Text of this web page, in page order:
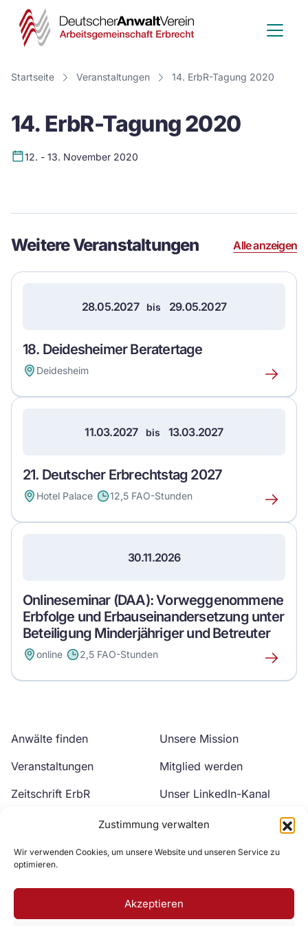
Zustimmung verwalten
Wir verwenden Cookies, um unsere Website und unseren Service zu
optimieren.
Akzeptieren
Deutscher
Anwalt
Verein
Startseite Veranstaltungen 14. ErbR-Tagung 2020
14. ErbR-Tagung 2020
12. - 13. November 2020
Details
Weitere Veranstaltungen Alle anzeigen
28.05.2027 bis 29.05.2027
18. Deidesheimer Beratertage
Deidesheim
Erfahre
mehr
11.03.2027 bis 13.03.2027
21. Deutscher Erbrechtstag 2027
Hotel Palace 12,5 FAO-Stunden
Erfahre
mehr
30.11.2026
Onlineseminar (DAA): Vorweggenommene
Erbfolge und Erbauseinandersetzung unter
Beteiligung Minderjähriger und Betreuter
online 2,5 FAO-Stunden
Erfahre
mehr
Anwälte finden
Veranstaltungen
Zeitschrift ErbR
Unsere Mission
Mitglied werden
Unser LinkedIn-Kanal
Unser YouTube-Kanal